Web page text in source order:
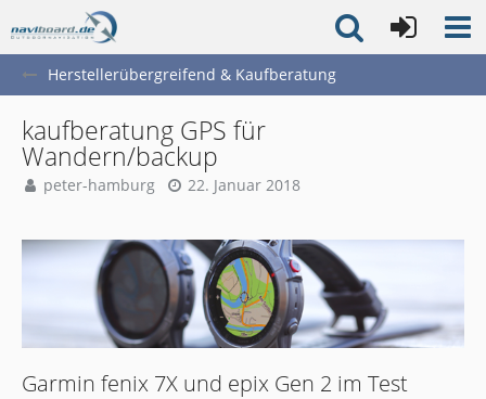
Herstellerübergreifend & Kaufberatung
kaufberatung GPS für
Wandern/backup
peter-hamburg 22. Januar 2018
Garmin fenix 7X und epix Gen 2 im Test